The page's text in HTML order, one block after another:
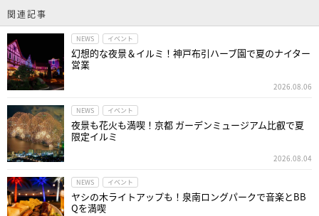
関連記事
NEWS イベント
幻想的な夜景＆イルミ！神戸布引ハーブ園で夏のナイター
営業
2026.08.06
NEWS イベント
夜景も花火も満喫！京都 ガーデンミュージアム比叡で夏
限定イルミ
2026.08.04
NEWS イベント
ヤシの木ライトアップも！泉南ロングパークで音楽とBB
Qを満喫